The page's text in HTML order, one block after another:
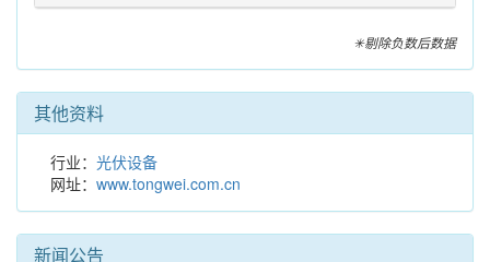
✳剔除负数后数据
其他资料
行业： 光伏设备
网址： www.tongwei.com.cn
新闻公告